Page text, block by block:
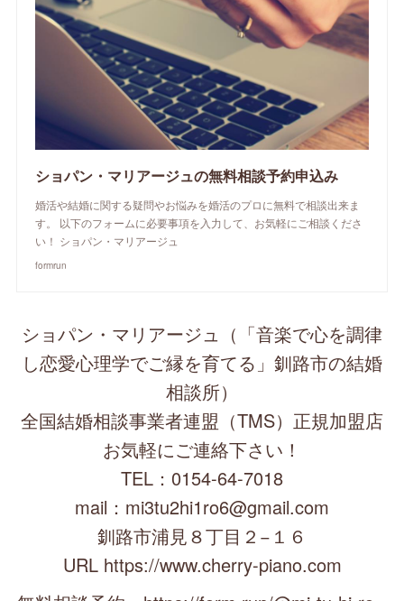
ショパン・マリアージュの無料相談予約申込み
婚活や結婚に関する疑問やお悩みを婚活のプロに無料で相談出来ま
す。 以下のフォームに必要事項を入力して、お気軽にご相談くださ
い！ ショパン・マリアージュ
formrun
ショパン・マリアージュ（「音楽で心を調律
し恋愛心理学でご縁を育てる」釧路市の結婚
相談所）
全国結婚相談事業者連盟（TMS）正規加盟店
お気軽にご連絡下さい！
TEL：0154-64-7018
mail：mi3tu2hi1ro6@gmail.com
釧路市浦見８丁目２−１６
URL https://www.cherry-piano.com